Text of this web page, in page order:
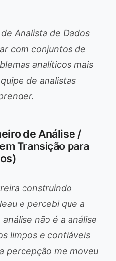
Analista de Dados
com conjuntos de
analíticos mais
de analistas
de Análise /
Transição para
construindo
e percebi que a
não é a análise
limpos e confiáveis
percepção me moveu